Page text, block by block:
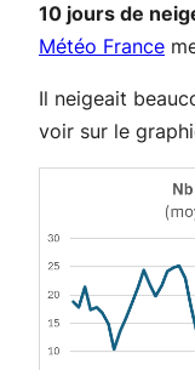
10 jours de
Météo France
Il neigeait
voir sur le